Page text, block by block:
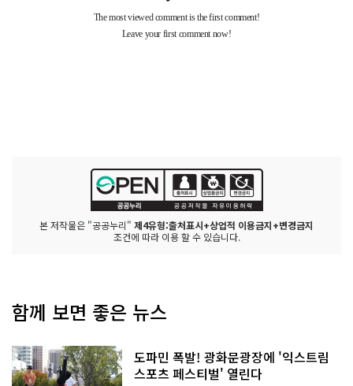
본 저작물은 "공공누리" 제4유형:출처표시+상업적 이용금지+변경금지
조건에 따라 이용 할 수 있습니다.
함께 보면 좋은 뉴스
도파민 폭발! 광화문광장에 '익스트림
스포츠 페스티벌' 열린다